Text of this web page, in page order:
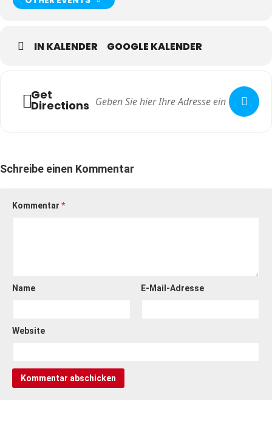
Wir freuen uns mit Ihnen gemeinsam zu tanzen!
02.10.2025, Start: 18 Uhr, Eintritt 12 Euro
HINESISCHER PAVILLON ZU DRESDEN e.V.
IN KALENDER GOOGLE KALENDER
Get
Directions
Schreibe einen Kommentar
Kommentar *
Name E-Mail-Adresse
Website